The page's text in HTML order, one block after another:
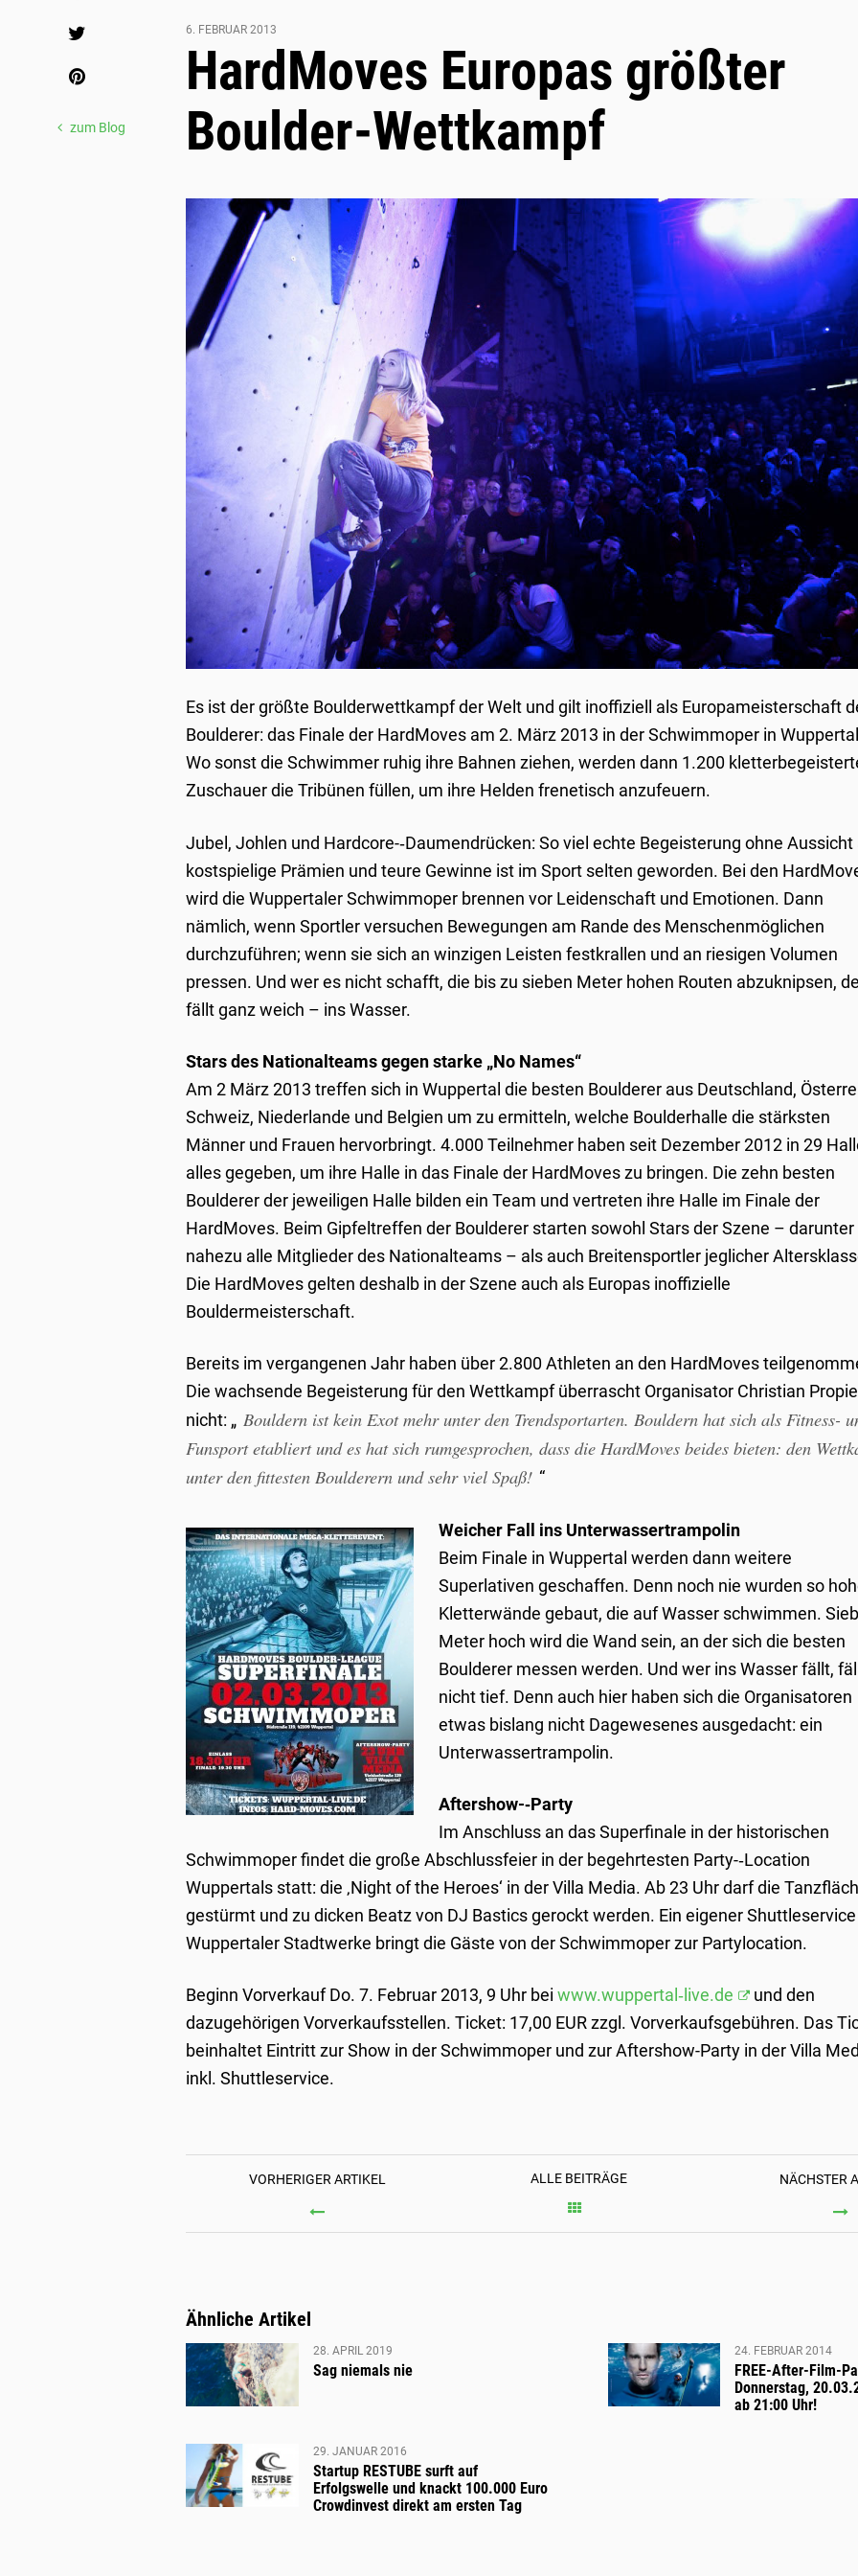
6. FEBRUAR 2013
HardMoves Europas größter
Boulder-­Wettkampf
Es ist der größte Boulderwettkampf der Welt und gilt inoffiziell als Europameisterschaft
Boulderer: das Finale der HardMoves am 2. März 2013 in der Schwimmoper in
Wo sonst die Schwimmer ruhig ihre Bahnen ziehen, werden dann 1.200
Zuschauer die Tribünen füllen, um ihre Helden frenetisch anzufeuern.
Jubel, Johlen und Hardcore-­‐Daumendrücken: So viel echte Begeisterung ohne Aussicht
kostspielige Prämien und teure Gewinne ist im Sport selten geworden. Bei den
wird die Wuppertaler Schwimmoper brennen vor Leidenschaft und Emotionen. Dann
nämlich, wenn Sportler versuchen Bewegungen am Rande des Menschenmöglichen
durchzuführen; wenn sie sich an winzigen Leisten festkrallen und an riesigen Volumen
pressen. Und wer es nicht schafft, die bis zu sieben Meter hohen Routen abzuknipsen,
fällt ganz weich – ins Wasser.
Stars des Nationalteams gegen starke „No Names“
Am 2 März 2013 treffen sich in Wuppertal die besten Boulderer aus Deutschland,
Schweiz, Niederlande und Belgien um zu ermitteln, welche Boulderhalle die stärksten
Männer und Frauen hervorbringt. 4.000 Teilnehmer haben seit Dezember 2012 in 29
alles gegeben, um ihre Halle in das Finale der HardMoves zu bringen. Die zehn besten
Boulderer der jeweiligen Halle bilden ein Team und vertreten ihre Halle im Finale der
HardMoves. Beim Gipfeltreffen der Boulderer starten sowohl Stars der Szene – darunter
nahezu alle Mitglieder des Nationalteams – als auch Breitensportler jeglicher
Die HardMoves gelten deshalb in der Szene auch als Europas inoffizielle
Bouldermeisterschaft.
Bereits im vergangenen Jahr haben über 2.800 Athleten an den HardMoves
Die wachsende Begeisterung für den Wettkampf überrascht Organisator Christian
nicht: „ Bouldern ist kein Exot mehr unter den Trendsportarten. Bouldern hat sich als Fitness-­
Funsport etabliert und es hat sich rumgesprochen, dass die HardMoves beides bieten: den
unter den fittesten Boulderern und sehr viel Spaß! “
Weicher Fall ins Unterwassertrampolin
Beim Finale in Wuppertal werden dann weitere
Superlativen geschaffen. Denn noch nie wurden so
Kletterwände gebaut, die auf Wasser schwimmen.
Meter hoch wird die Wand sein, an der sich die besten
Boulderer messen werden. Und wer ins Wasser fällt,
nicht tief. Denn auch hier haben sich die Organisatoren
etwas bislang nicht Dagewesenes ausgedacht: ein
Unterwassertrampolin.
Aftershow-­‐Party
Im Anschluss an das Superfinale in der historischen
Schwimmoper findet die große Abschlussfeier in der begehrtesten Party-­‐Location
Wuppertals statt: die ‚Night of the Heroes‘ in der Villa Media. Ab 23 Uhr darf die
gestürmt und zu dicken Beatz von DJ Bastics gerockt werden. Ein eigener
Wuppertaler Stadtwerke bringt die Gäste von der Schwimmoper zur Partylocation.
Beginn Vorverkauf Do. 7. Februar 2013, 9 Uhr beiwww.wuppertal­‐live.de
und den
dazugehörigen Vorverkaufsstellen. Ticket: 17,00 EUR zzgl. Vorverkaufsgebühren. Das
beinhaltet Eintritt zur Show in der Schwimmoper und zur Aftershow-­Party in der Villa
inkl. Shuttleservice.
VORHERIGER ARTIKEL
NATURDOKUMENTATION
"PLANET
GEWINNEN
ALLE BEITRÄGE NÄCHSTER
Ähnliche Artikel
28. APRIL 2019
Sag niemals nie
24. FEBRUAR 2014
FREE-After-Film-
Donnerstag,
ab 21:00 Uhr!
29. JANUAR 2016
Startup RESTUBE surft auf
Erfolgswelle und knackt 100.000 Euro
Crowdinvest direkt am ersten Tag
Share
zum Blog